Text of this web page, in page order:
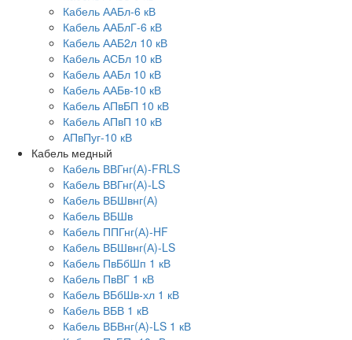
Кабель ААБл-6 кВ
Кабель ААБлГ-6 кВ
Кабель ААБ2л 10 кВ
Кабель АСБл 10 кВ
Кабель ААБл 10 кВ
Кабель ААБв-10 кВ
Кабель АПвБП 10 кВ
Кабель АПвП 10 кВ
АПвПуг-10 кВ
Кабель медный
Кабель ВВГнг(А)-FRLS
Кабель ВВГнг(А)-LS
Кабель ВБШвнг(А)
Кабель ВБШв
Кабель ППГнг(А)-HF
Кабель ВБШвнг(А)-LS
Кабель ПвБбШп 1 кВ
Кабель ПвВГ 1 кВ
Кабель ВБбШв-хл 1 кВ
Кабель ВБВ 1 кВ
Кабель ВБВнг(А)-LS 1 кВ